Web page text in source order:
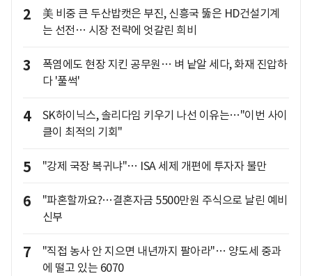
2
美 비중 큰 두산밥캣은 부진, 신흥국 뚫은 HD건설기계
는 선전… 시장 전략에 엇갈린 희비
3
폭염에도 현장 지킨 공무원… 벼 낱알 세다, 화재 진압하
다 '풀썩'
4
SK하이닉스, 솔리다임 키우기 나선 이유는…"이번 사이
클이 최적의 기회"
5 "강제 국장 복귀냐"… ISA 세제 개편에 투자자 불만
6
"파혼할까요?…결혼자금 5500만원 주식으로 날린 예비
신부
7
"직접 농사 안 지으면 내년까지 팔아라"… 양도세 중과
에 떨고 있는 6070